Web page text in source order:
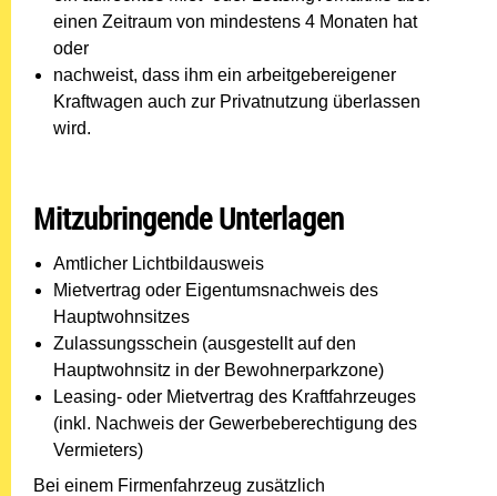
einen Zeitraum von mindestens 4 Monaten hat
oder
nachweist, dass ihm ein arbeitgebereigener
Kraftwagen auch zur Privatnutzung überlassen
wird.
Mitzubringende Unterlagen
Amtlicher Lichtbildausweis
Mietvertrag oder Eigentumsnachweis des
Hauptwohnsitzes
Zulassungsschein (ausgestellt auf den
Hauptwohnsitz in der Bewohnerparkzone)
Leasing- oder Mietvertrag des Kraftfahrzeuges
(inkl. Nachweis der Gewerbeberechtigung des
Vermieters)
Bei einem Firmenfahrzeug zusätzlich